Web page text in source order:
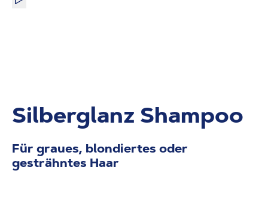
Silberglanz Shampoo
Für graues, blondiertes oder
gesträhntes Haar